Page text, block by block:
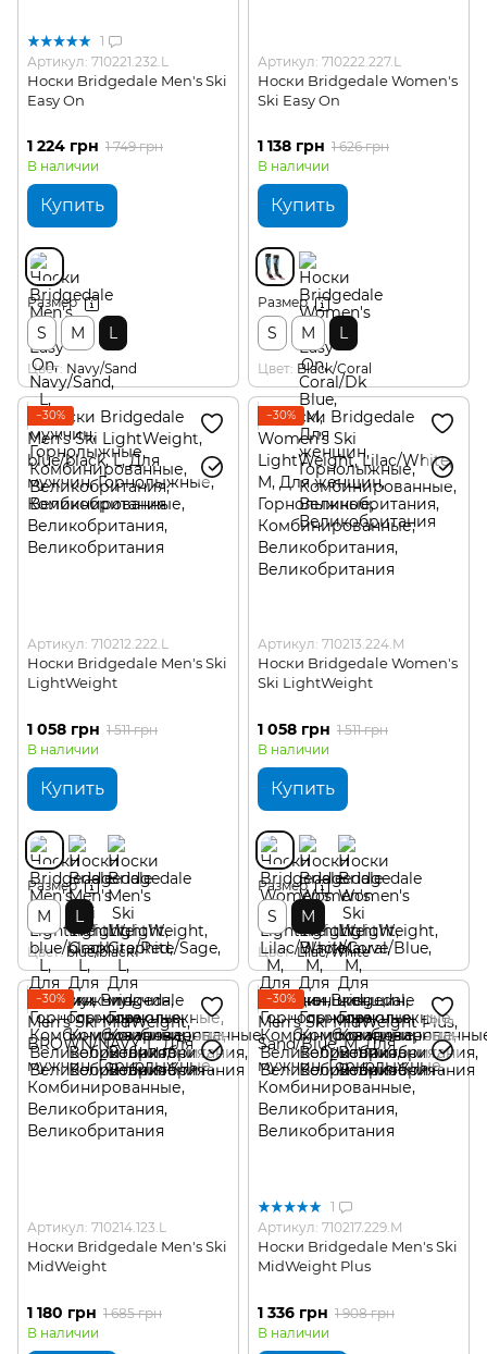
1
Артикул: 710221.232.L
Носки Bridgedale Men's Ski
Easy On
1 224 грн 1 749 грн
В наличии
Купить
Размер
S M L
Цвет Navy/Sand
Артикул: 710222.227.L
Носки Bridgedale Women's
Ski Easy On
1 138 грн 1 626 грн
В наличии
Купить
Размер
S M L
Цвет Black/Coral
−30%
Артикул: 710212.222.L
Носки Bridgedale Men's Ski
LightWeight
1 058 грн 1 511 грн
В наличии
Купить
Размер
M L
Цвет blue/black
−30%
Артикул: 710213.224.M
Носки Bridgedale Women's
Ski LightWeight
1 058 грн 1 511 грн
В наличии
Купить
Размер
S M
Цвет Lilac/White
−30%
Артикул: 710214.123.L
Носки Bridgedale Men's Ski
MidWeight
1 180 грн 1 685 грн
В наличии
−30%
1
Артикул: 710217.229.M
Носки Bridgedale Men's Ski
MidWeight Plus
1 336 грн 1 908 грн
В наличии